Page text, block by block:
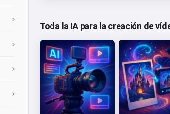
Toda la IA para la creación de